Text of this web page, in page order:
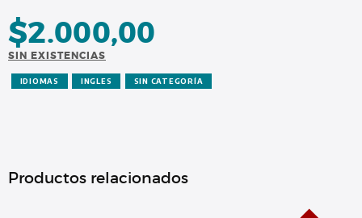
$2.000,00
SIN EXISTENCIAS
IDIOMAS INGLES SIN CATEGORÍA
Productos relacionados